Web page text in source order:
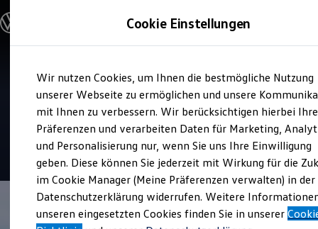
Hauptinhalt
springen
Footer
springen
Modelle & Konfigurator
Nutzfahrzeugkategorien entdecken
Modelle konfigurieren
Vorgängermodelle und Oldtimer
Vorgängermodelle
Oldtimer
Bulli Historie
Branchenlösungen & Gewerbekunden
Umbaulösungen und Hersteller finden
Auf- und Umbauten entdecken & konfigurieren
Groß- und Sonderkunden
Großkunden
Kommunen & Behörden
Journalisten
Sportvereine
Service
MAHAG Automobilhandel
und Service
4.5|144 Bewertungen
Cookie Einstellungen
Wir nutzen Cookies, um Ihnen die bestmögliche Nutzung
unserer Webseite zu ermöglichen und unsere
mit Ihnen zu verbessern. Wir berücksichtigen hierbei Ihre
Präferenzen und verarbeiten Daten für Marketing,
und Personalisierung nur, wenn Sie uns Ihre Einwilligung
geben. Diese können Sie jederzeit mit Wirkung für die
im Cookie Manager (Meine Präferenzen verwalten) in der
Datenschutzerklärung widerrufen. Weitere
unseren eingesetzten Cookies finden Sie in unserer